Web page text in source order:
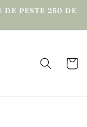
DE PESTE 250 DE
Cos